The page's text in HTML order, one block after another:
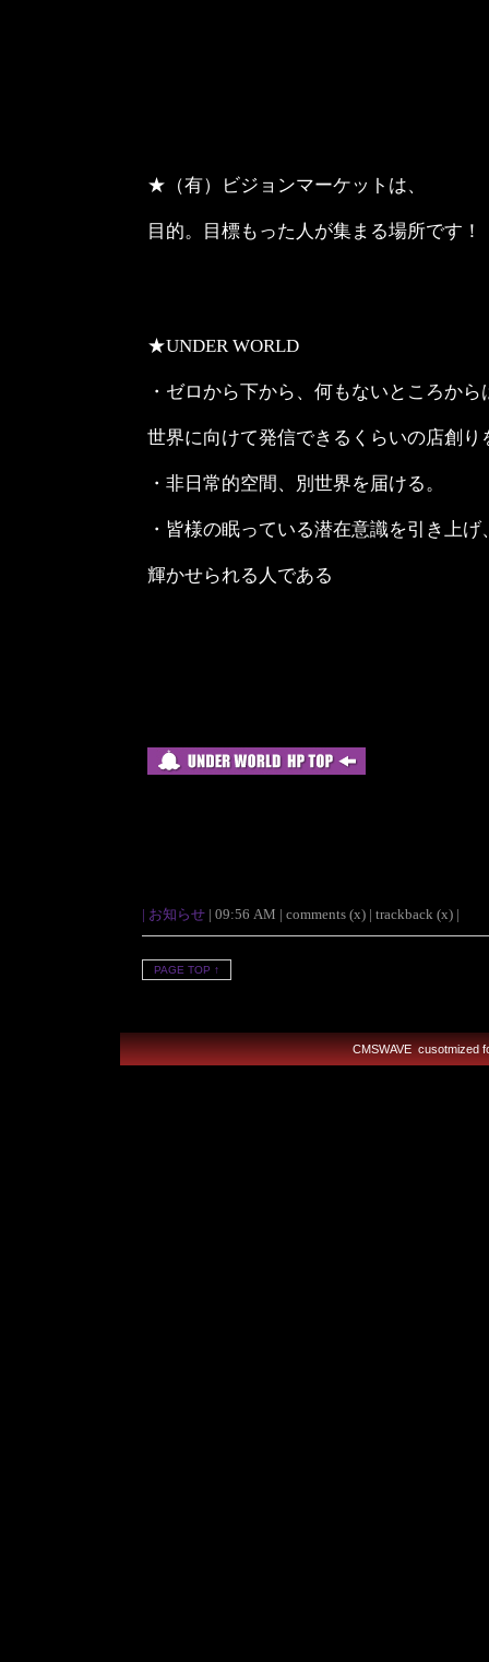
★（有）ビジョンマーケットは、
目的。目標もった人が集まる場所です！
★UNDER WORLD
・ゼロから下から、何もないところか
世界に向けて発信できるくらいの店創り
・非日常的空間、別世界を届ける。
・皆様の眠っている潜在意識を引き上げ
輝かせられる人である
| お知らせ | 09:56 AM | comments (x) | trackback (x) |
PAGE TOP ↑
CMSWAVEcusotmized